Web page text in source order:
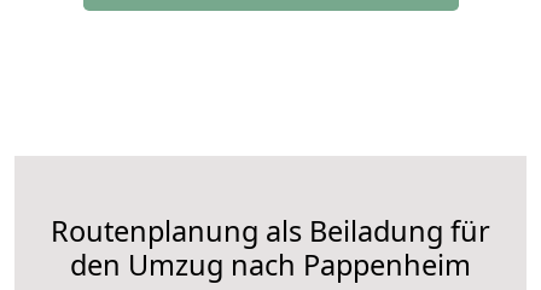
Routenplanung als Beiladung für
den Umzug nach Pappenheim